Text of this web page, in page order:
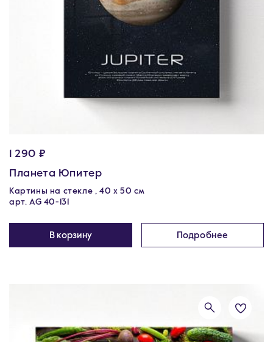
1 290 ₽
Планета Юпитер
Картины на стекле , 40 х 50 см
арт. AG 40-131
В корзину Подробнее